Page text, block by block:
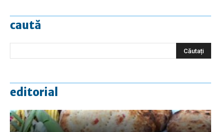
caută
editorial